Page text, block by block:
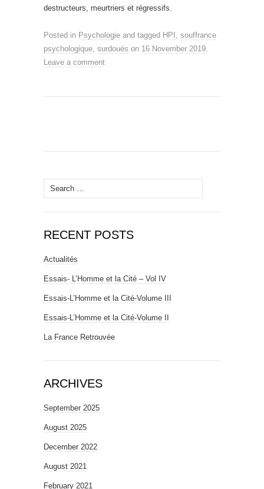
destructeurs, meurtriers et régressifs.
Posted in Psychologie and tagged HPI , souffrance
psychologique, surdoués on 16 November 2019.
Leave a comment
Search
for:
RECENT POSTS
Actualités
Essais- L’Homme et la Cité – Vol IV
Essais-L’Homme et la Cité-Volume III
Essais-L’Homme et la Cité-Volume II
La France Retrouvée
ARCHIVES
September 2025
August 2025
December 2022
August 2021
February 2021